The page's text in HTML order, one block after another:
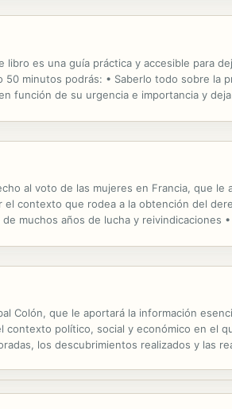
libro es una guía práctica y accesible para
minutos podrás: • Saberlo todo sobre la
función de su urgencia e importancia y
al voto de las mujeres en Francia, que le
contexto que rodea a la obtención del
muchos años de lucha y reivindicaciones
Colón, que le aportará la información
político, social y económico en el
los descubrimientos realizados y las